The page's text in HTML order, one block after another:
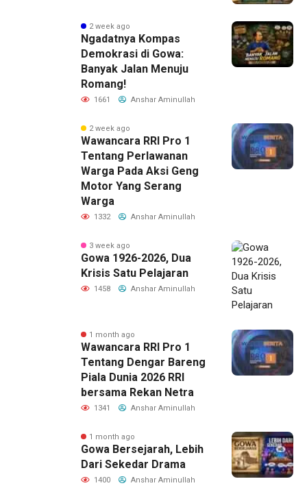
2 week ago
Ngadatnya Kompas
Demokrasi di Gowa:
Banyak Jalan Menuju
Romang!
1661 Anshar Aminullah
2 week ago
Wawancara RRI Pro 1
Tentang Perlawanan
Warga Pada Aksi Geng
Motor Yang Serang
Warga
1332 Anshar Aminullah
3 week ago
Gowa 1926-2026, Dua
Krisis Satu Pelajaran
1458 Anshar Aminullah
1 month ago
Wawancara RRI Pro 1
Tentang Dengar Bareng
Piala Dunia 2026 RRI
bersama Rekan Netra
1341 Anshar Aminullah
1 month ago
Gowa Bersejarah, Lebih
Dari Sekedar Drama
1400 Anshar Aminullah